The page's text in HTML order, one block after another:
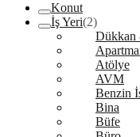
Konut
İş Yeri(2)
Dükkan
Atölye
AVM
Benzin
Bina
Büfe